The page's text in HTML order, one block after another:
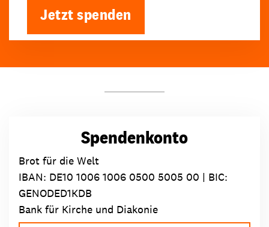
Jetzt spenden
Spendenkonto
Brot für die Welt
IBAN: DE10 1006 1006 0500 5005 00 | BIC:
GENODED1KDB
Bank für Kirche und Diakonie